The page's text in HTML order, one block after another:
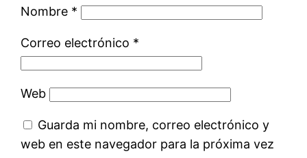
Nombre *
Correo electrónico *
Web
Guarda mi nombre, correo electrónico y
web en este navegador para la próxima vez